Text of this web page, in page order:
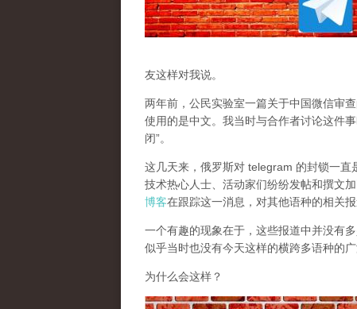
友这样对我说。
两年前，公民实验室一篇关于中国微信审
使用的是中文。我当时与合作者讨论这件
闭”。
这几天来，俄罗斯对 telegram 的封锁一直
技术热心人士、活动家们纷纷发帖和撰文
博客在跟踪这一消息，对其他语种的相关
一个有趣的现象在于，这些报道中并没有
似乎当时也没有今天这样的横跨多语种的
为什么会这样？